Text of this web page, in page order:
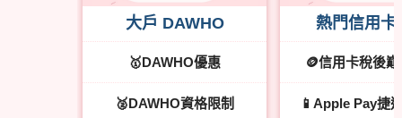
大戶 DAWHO
🥇DAWHO優惠
🥈DAWHO資格限制
熱門信用卡
🪙信用卡稅後
📱Apple Pay捷